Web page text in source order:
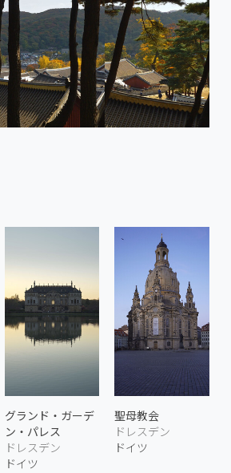
グランド・ガーデ
ン・パレス
ドレスデン
ドイツ
聖母教会
ドレスデン
ドイツ